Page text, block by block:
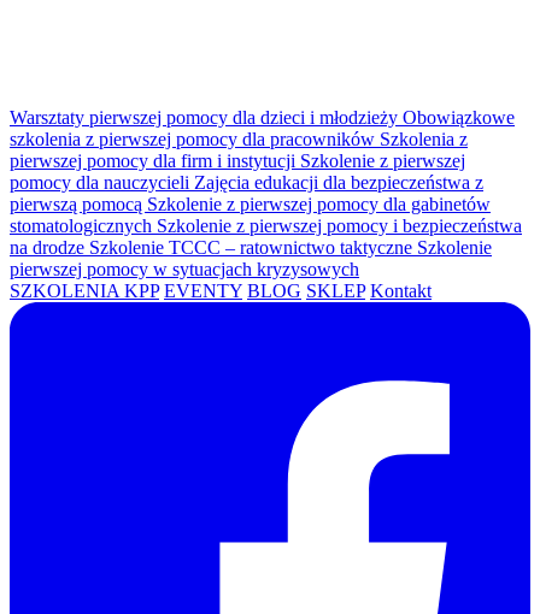
Warsztaty pierwszej pomocy dla dzieci i młodzieży Obowiązkowe
szkolenia z pierwszej pomocy dla pracowników Szkolenia z
pierwszej pomocy dla firm i instytucji Szkolenie z pierwszej
pomocy dla nauczycieli Zajęcia edukacji dla bezpieczeństwa z
pierwszą pomocą Szkolenie z pierwszej pomocy dla gabinetów
stomatologicznych Szkolenie z pierwszej pomocy i bezpieczeństwa
na drodze Szkolenie TCCC – ratownictwo taktyczne Szkolenie
pierwszej pomocy w sytuacjach kryzysowych
SZKOLENIA KPP EVENTY BLOG SKLEP Kontakt